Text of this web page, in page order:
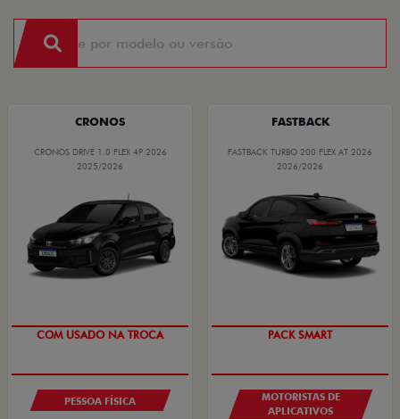
CRONOS
CRONOS DRIVE 1.0 FLEX 4P 2026
2025/2026
COM USADO NA TROCA
PESSOA FÍSICA
FASTBACK
FASTBACK TURBO 200 FLEX AT 2026
2026/2026
PACK SMART
MOTORISTAS DE
APLICATIVOS